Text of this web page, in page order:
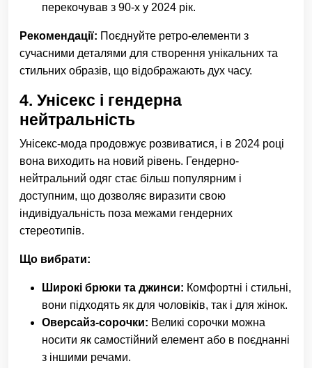
перекочував з 90-х у 2024 рік.
Рекомендації: Поєднуйте ретро-елементи з
сучасними деталями для створення унікальних та
стильних образів, що відображають дух часу.
4. Унісекс і гендерна
нейтральність
Унісекс-мода продовжує розвиватися, і в 2024 році
вона виходить на новий рівень. Гендерно-
нейтральний одяг стає більш популярним і
доступним, що дозволяє виразити свою
індивідуальність поза межами гендерних
стереотипів.
Що вибрати:
Широкі брюки та джинси: Комфортні і стильні,
вони підходять як для чоловіків, так і для жінок.
Оверсайз-сорочки: Великі сорочки можна
носити як самостійний елемент або в поєднанні
з іншими речами.